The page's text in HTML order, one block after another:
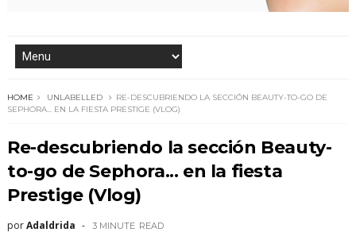
HOME UNLABELLED
RE-DESCUBRIENDO LA SECCIÓN BEAUTY-TO-GO DE
SEPHORA... EN LA FIESTA PRESTIGE (VLOG)
Re-descubriendo la sección Beauty-
to-go de Sephora... en la fiesta
Prestige (Vlog)
porAdaldrida 3 MINUTE READ